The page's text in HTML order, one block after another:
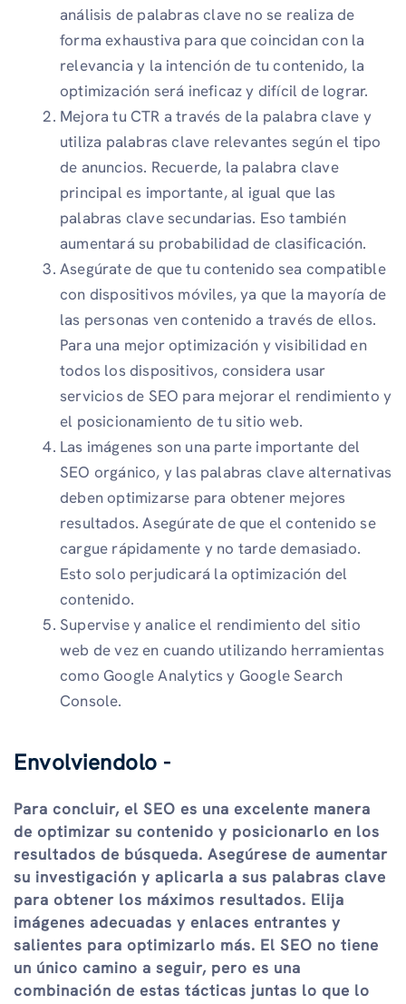
análisis de palabras clave no se realiza de
forma exhaustiva para que coincidan con la
relevancia y la intención de tu contenido, la
optimización será ineficaz y difícil de lograr.
Mejora tu CTR a través de la palabra clave y
utiliza palabras clave relevantes según el tipo
de anuncios. Recuerde, la palabra clave
principal es importante, al igual que las
palabras clave secundarias. Eso también
aumentará su probabilidad de clasificación.
Asegúrate de que tu contenido sea compatible
con dispositivos móviles, ya que la mayoría de
las personas ven contenido a través de ellos.
Para una mejor optimización y visibilidad en
todos los dispositivos, considera usar
servicios de SEO para mejorar el rendimiento y
el posicionamiento de tu sitio web.
Las imágenes son una parte importante del
SEO orgánico, y las palabras clave alternativas
deben optimizarse para obtener mejores
resultados. Asegúrate de que el contenido se
cargue rápidamente y no tarde demasiado.
Esto solo perjudicará la optimización del
contenido.
Supervise y analice el rendimiento del sitio
web de vez en cuando utilizando herramientas
como Google Analytics y Google Search
Console.
Envolviendolo -
Para concluir, el SEO es una excelente manera
de optimizar su contenido y posicionarlo en los
resultados de búsqueda. Asegúrese de aumentar
su investigación y aplicarla a sus palabras clave
para obtener los máximos resultados. Elija
imágenes adecuadas y enlaces entrantes y
salientes para optimizarlo más. El SEO no tiene
un único camino a seguir, pero es una
combinación de estas tácticas juntas lo que lo